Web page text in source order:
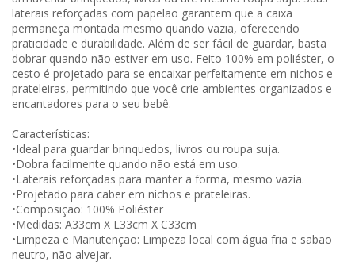
laterais reforçadas com papelão garantem que a caixa
permaneça montada mesmo quando vazia, oferecendo
praticidade e durabilidade. Além de ser fácil de guardar, basta
dobrar quando não estiver em uso. Feito 100% em poliéster, o
cesto é projetado para se encaixar perfeitamente em nichos e
prateleiras, permitindo que você crie ambientes organizados e
encantadores para o seu bebê.
Características:
•Ideal para guardar brinquedos, livros ou roupa suja.
•Dobra facilmente quando não está em uso.
•Laterais reforçadas para manter a forma, mesmo vazia.
•Projetado para caber em nichos e prateleiras.
•Composição: 100% Poliéster
•Medidas: A33cm X L33cm X C33cm
•Limpeza e Manutenção: Limpeza local com água fria e sabão
neutro, não alvejar.